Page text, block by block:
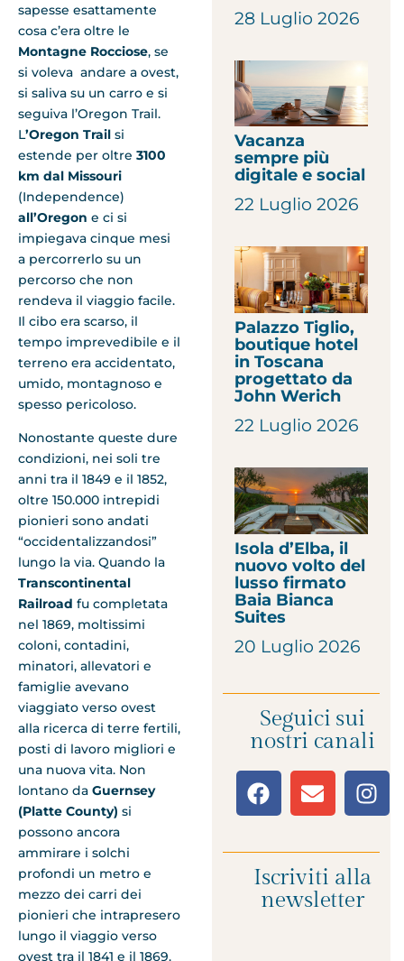
sapesse esattamente
cosa c’era oltre le
Montagne Rocciose, se
si voleva andare a ovest,
si saliva su un carro e si
seguiva l’Oregon Trail.
L’Oregon Trail si
estende per oltre 3100
km dal Missouri
(Independence)
all’Oregon e ci si
impiegava cinque mesi
a percorrerlo su un
percorso che non
rendeva il viaggio facile.
Il cibo era scarso, il
tempo imprevedibile e il
terreno era accidentato,
umido, montagnoso e
spesso pericoloso.
Nonostante queste dure
condizioni, nei soli tre
anni tra il 1849 e il 1852,
oltre 150.000 intrepidi
pionieri sono andati
“occidentalizzandosi”
lungo la via. Quando la
Transcontinental
Railroad fu completata
nel 1869, moltissimi
coloni, contadini,
minatori, allevatori e
famiglie avevano
viaggiato verso ovest
alla ricerca di terre fertili,
posti di lavoro migliori e
una nuova vita. Non
lontano da Guernsey
(Platte County) si
possono ancora
ammirare i solchi
profondi un metro e
mezzo dei carri dei
pionieri che intrapresero
lungo il viaggio verso
ovest tra il 1841 e il 1869.
28 Luglio 2026
Vacanza
sempre più
digitale e social
22 Luglio 2026
Palazzo Tiglio,
boutique hotel
in Toscana
progettato da
John Werich
22 Luglio 2026
Isola d’Elba, il
nuovo volto del
lusso firmato
Baia Bianca
Suites
20 Luglio 2026
Seguici sui
nostri canali
Iscriviti alla
newsletter